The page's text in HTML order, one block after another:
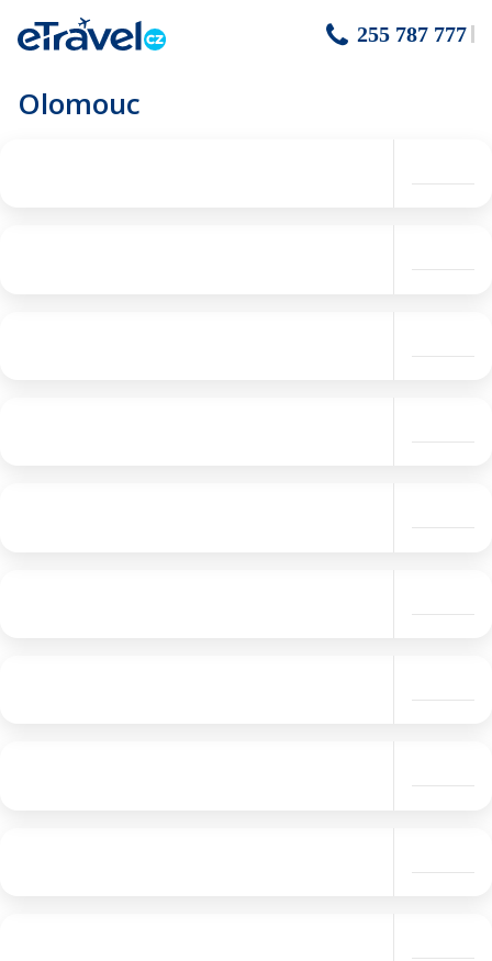
255 787 777
Olomouc